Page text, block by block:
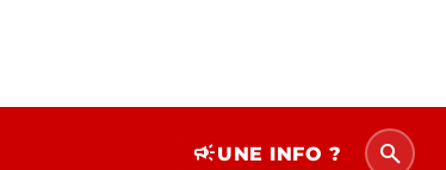
campaignUNE INFO ? search